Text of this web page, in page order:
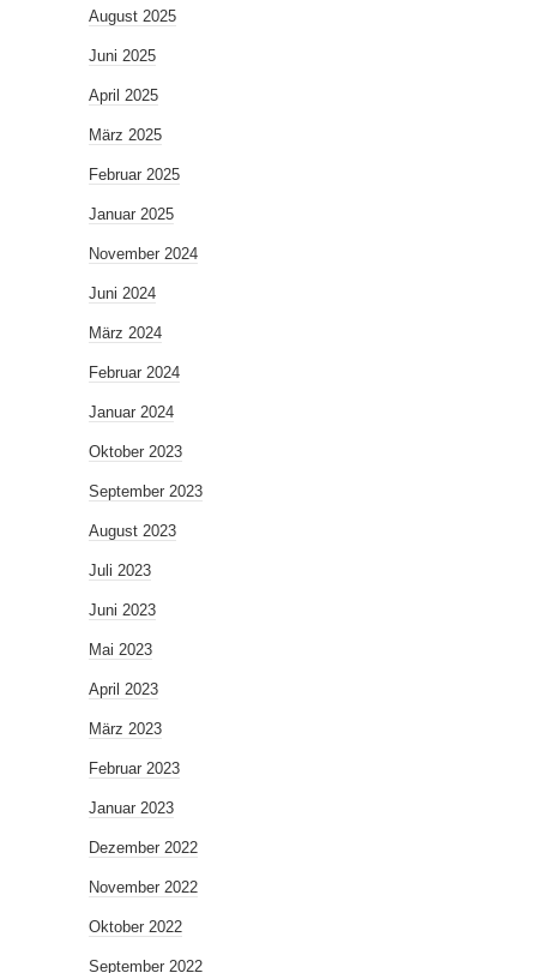
August 2025
Juni 2025
April 2025
März 2025
Februar 2025
Januar 2025
November 2024
Juni 2024
März 2024
Februar 2024
Januar 2024
Oktober 2023
September 2023
August 2023
Juli 2023
Juni 2023
Mai 2023
April 2023
März 2023
Februar 2023
Januar 2023
Dezember 2022
November 2022
Oktober 2022
September 2022